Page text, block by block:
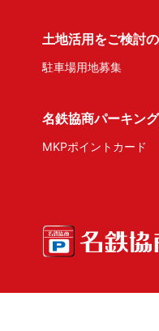
土地活用をご検討
駐車場用地募集
名鉄協商パーキン
MKPポイントカード